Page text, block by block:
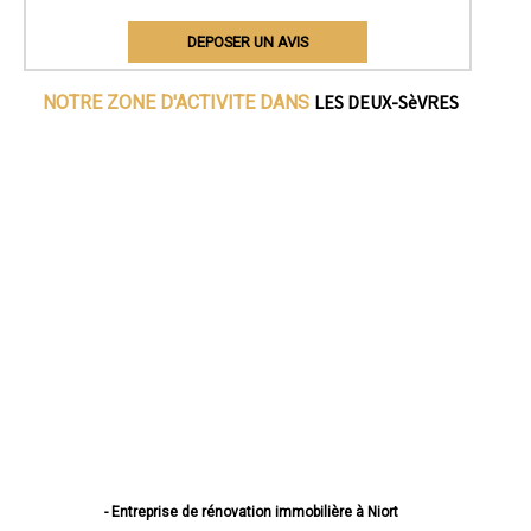
DEPOSER UN AVIS
NOTRE ZONE D'ACTIVITE DANS LES DEUX-SèVRES
- Entreprise de rénovation immobilière à Niort